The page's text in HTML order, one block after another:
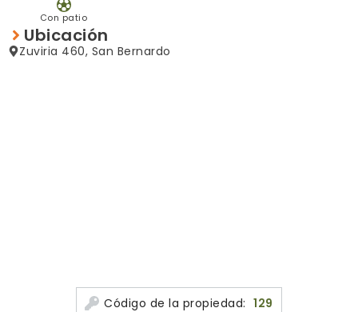
REQUISITOS:
PAGO ADELANTADO
GARANTE PROPIETARIO
Con patio
Ubicación
Zuviria 460, San Bernardo
Código de la propiedad: 129